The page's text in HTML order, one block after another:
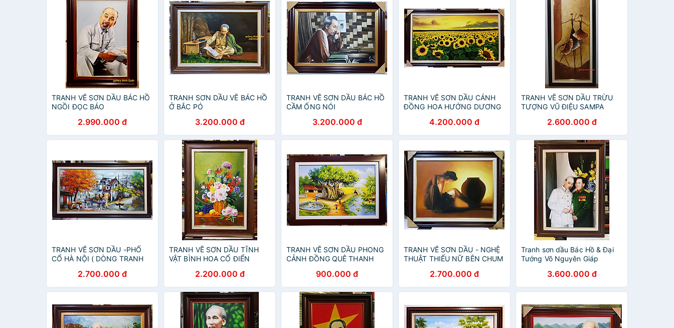
TRANH VẼ SƠN DẦU BÁC HỒ
NGỒI ĐỌC BÁO
2.990.000 đ
TRANH SƠN DẦU VẼ BÁC HỒ
Ở BẮC PÓ
3.200.000 đ
TRANH VẼ SƠN DẦU BÁC HỒ
CẦM ỐNG NÓI
3.200.000 đ
TRANH VẼ SƠN DẦU CÁNH
ĐỒNG HOA HƯỚNG DƯƠNG
4.200.000 đ
TRANH VẼ SƠN DẦU TRỪU
TƯỢNG VŨ ĐIỆU SAMPA
2.600.000 đ
TRANH VẼ SƠN DẦU -PHỐ
CỔ HÀ NỘI ( DÒNG TRANH
2.700.000 đ
TRANH VẼ SƠN DẦU TĨNH
VẬT BÌNH HOA CỔ ĐIỂN
2.200.000 đ
TRANH VẼ SƠN DẦU PHONG
CẢNH ĐỒNG QUÊ THANH
900.000 đ
TRANH VẼ SƠN DẦU - NGHỆ
THUẬT THIẾU NỮ BÊN CHUM
2.700.000 đ
Tranh sơn dầu Bác Hồ & Đại
Tướng Võ Nguyên Giáp
3.600.000 đ